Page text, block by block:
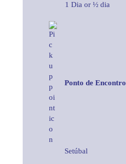
1 Dia or ½ dia
Ponto de Encontro
Setúbal